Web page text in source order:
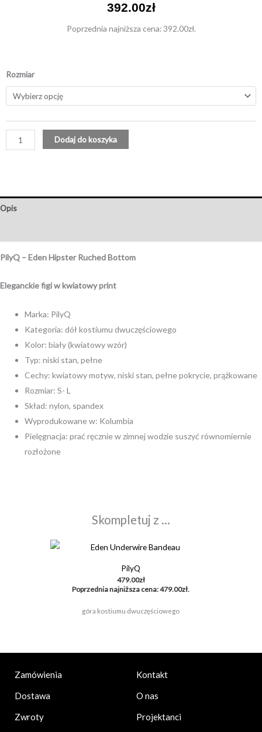
392.00zł
Poprzednia najniższa cena:392.00zł.
Rozmiar
Hipster
Dodaj do koszyka
Opis
PilyQ – Eden Hipster Ruched Bottom
Eleganckie figi w kwiatowy print
Marka: PilyQ
Kategoria: dół kostiumu dwuczęściowego
Kolor: biały (kwiatowy wzór)
Typ: niski stan, pełne
Cechy: kwiatowy motyw, niski stan, pełne pokrycie, prążkowane
Rozmiar: S- L
Skład: nylon, spandex
Wyprodukowane w: Kolumbia
Pielęgnacja: prać ręcznie w zimnej wodzie suszyć równomiernie
rozłożone
Skompletuj z ...
PilyQ
479.00zł
Poprzednia najniższa cena:479.00zł.
góra kostiumu dwuczęściowego
Zamówienia
Dostawa
Zwroty
Kontakt
O nas
Projektanci